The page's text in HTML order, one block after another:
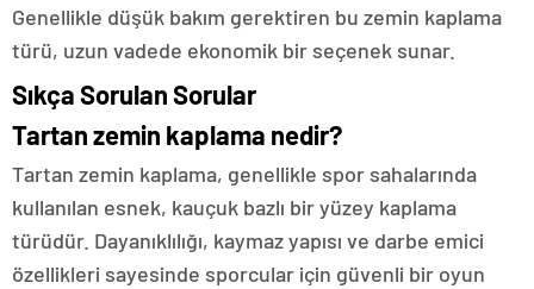
Genellikle düşük bakım gerektiren bu zemin kaplama
türü, uzun vadede ekonomik bir seçenek sunar.
Sıkça Sorulan Sorular
Tartan zemin kaplama nedir?
Tartan zemin kaplama, genellikle spor sahalarında
kullanılan esnek, kauçuk bazlı bir yüzey kaplama
türüdür. Dayanıklılığı, kaymaz yapısı ve darbe emici
özellikleri sayesinde sporcular için güvenli bir oyun